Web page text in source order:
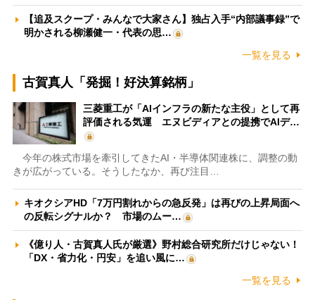
【追及スクープ・みんなで大家さん】独占入手“内部議事録”で
明かされる柳瀬健一・代表の思…
一覧を見る
古賀真人「発掘！好決算銘柄」
三菱重工が「AIインフラの新たな主役」として再
評価される気運 エヌビディアとの提携でAIデ…
今年の株式市場を牽引してきたAI・半導体関連株に、調整の動
きが広がっている。そうしたなか、再び注目…
キオクシアHD「7万円割れからの急反発」は再びの上昇局面へ
の反転シグナルか？ 市場のムー…
《億り人・古賀真人氏が厳選》野村総合研究所だけじゃない！
「DX・省力化・円安」を追い風に…
一覧を見る